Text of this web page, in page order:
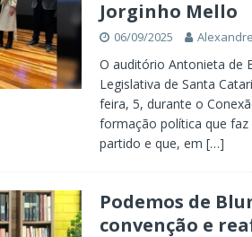
Jorginho Mello
06/09/2025
O auditório Antonieta de
Legislativa de Santa
feira, 5, durante o
formação política que
partido e que, em […]
Podemos de
convenção e